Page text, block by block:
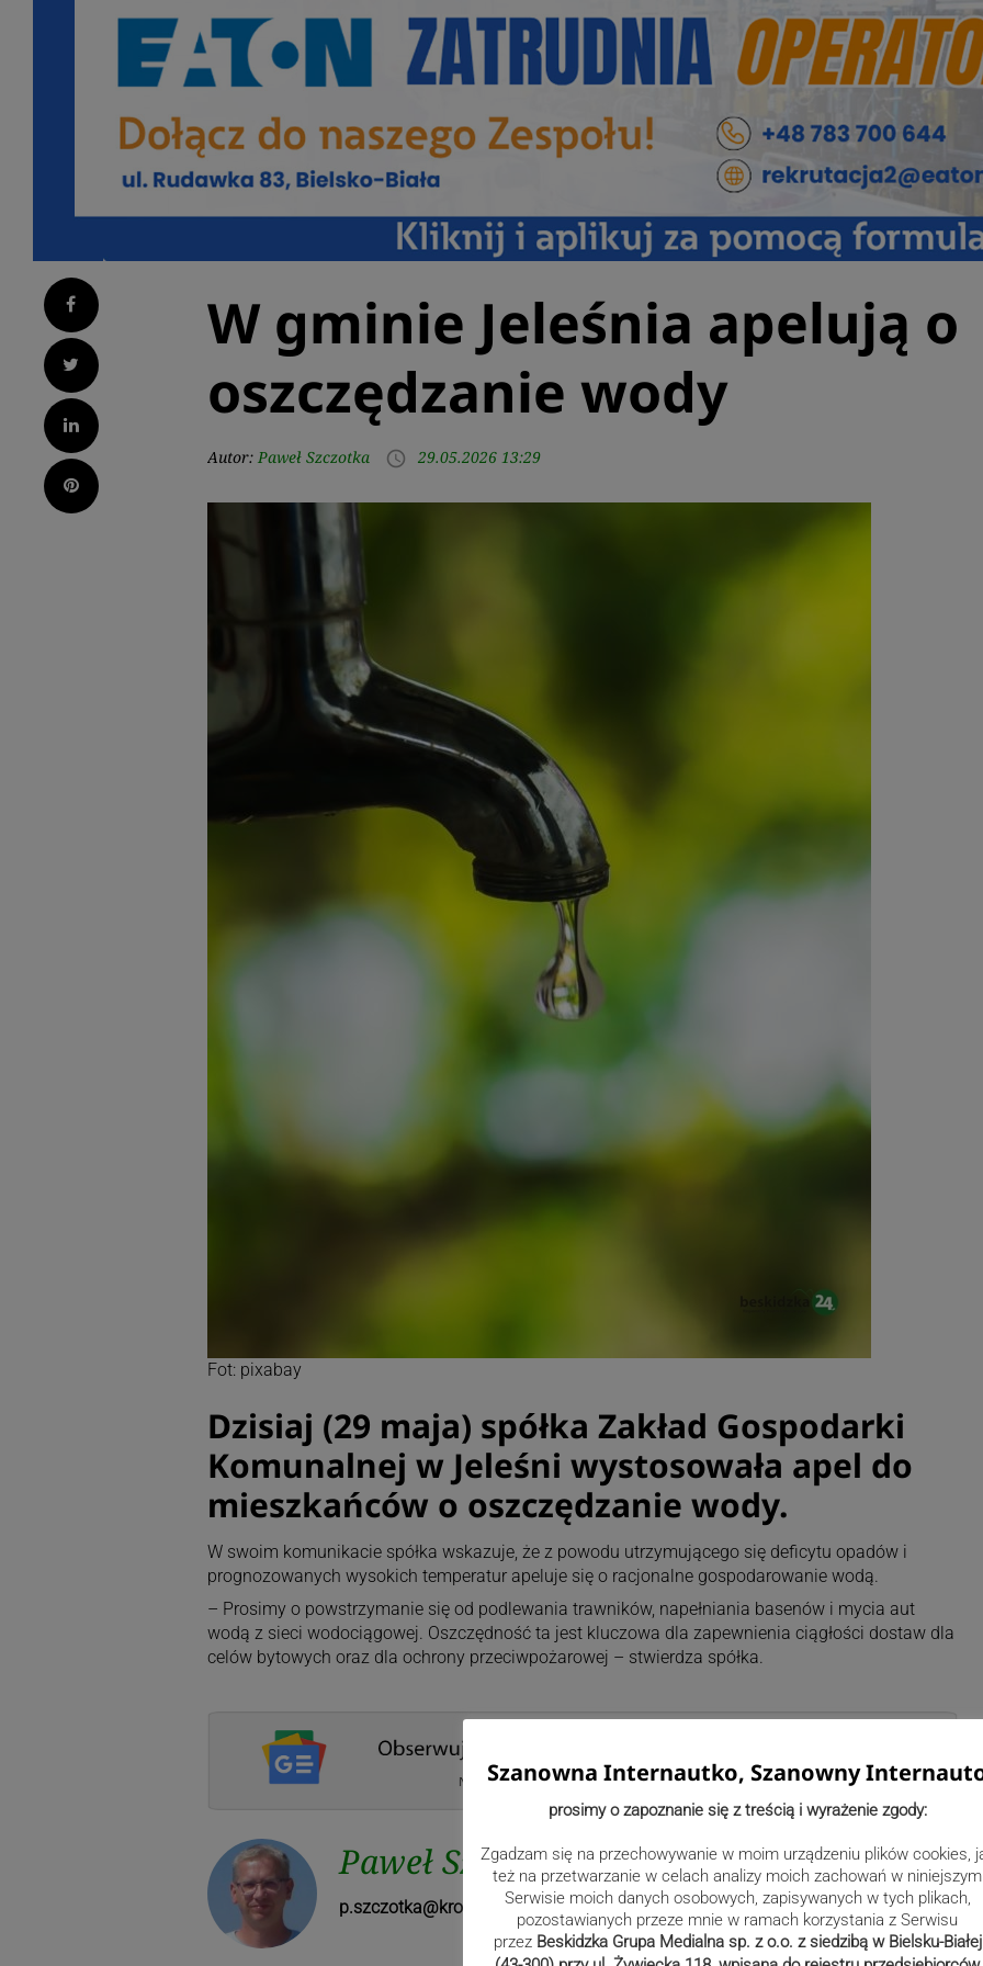
Facebook
Twitter
LinkedIn
Pinterest
W gminie Jeleśnia apelują o
oszczędzanie wody
Autor: Paweł Szczotka access_time 29.05.2026 13:29
Fot: pixabay
Dzisiaj (29 maja) spółka Zakład Gospodarki
Komunalnej w Jeleśni wystosowała apel do
mieszkańców o oszczędzanie wody.
W swoim komunikacie spółka wskazuje, że z powodu utrzymującego się deficytu opadów i
prognozowanych wysokich temperatur apeluje się o racjonalne gospodarowanie wodą.
– Prosimy o powstrzymanie się od podlewania trawników, napełniania basenów i mycia aut
wodą z sieci wodociągowej. Oszczędność ta jest kluczowa dla zapewnienia ciągłości dostaw dla
celów bytowych oraz dla ochrony przeciwpożarowej – stwierdza spółka.
Paweł Szczotka
p.szczotka@kronika.beskidzka.pl
Szanowna Internautko, Szanowny
prosimy o zapoznanie się z treścią i wyrażenie zgody:
Zgadzam się na przechowywanie w moim urządzeniu plików cookies,
też na przetwarzanie w celach analizy moich zachowań w niniejszym
Serwisie moich danych osobowych, zapisywanych w tych plikach,
pozostawianych przeze mnie w ramach korzystania z Serwisu
przez Beskidzka Grupa Medialna sp. z o.o. z siedzibą w Bielsku-Białej